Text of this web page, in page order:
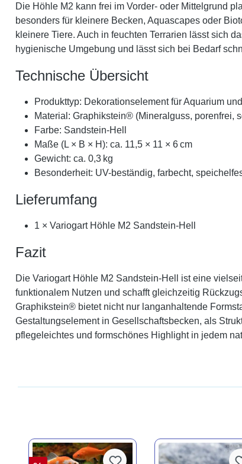
Die Höhle M2 kann frei im Vorder- oder Mittelgrund
besonders für kleinere Becken, Aquascapes oder
kleinere Tiere. Auch in feuchten Terrarien lässt sich
hygienische Umgebung und lässt sich bei Bedarf
Technische Übersicht
Produkttyp: Dekorationselement für Aquarium
Material: Graphikstein® (Mineralguss, porenfrei,
Farbe: Sandstein-Hell
Maße (L × B × H): ca. 11,5 × 11 × 6 cm
Gewicht: ca. 0,3 kg
Besonderheit: UV-beständig, farbecht,
Lieferumfang
1 × Variogart Höhle M2 Sandstein-Hell
Fazit
Die Variogart Höhle M2 Sandstein-Hell ist eine
funktionalem Nutzen und schafft gleichzeitig
Graphikstein® bietet nicht nur langanhaltende
Gestaltungselement in Gesellschaftsbecken, als
pflegeleichtes und formschönes Highlight in jedem